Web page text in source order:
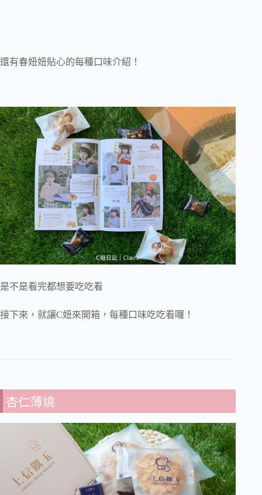
還有春妞妞貼心的每種口味介紹！
是不是看完都想要吃吃看
接下來，就讓C妞來開箱，每種口味吃吃看囉！
杏仁薄燒